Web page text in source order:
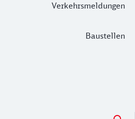
Verkehrsmeldungen
Baustellen